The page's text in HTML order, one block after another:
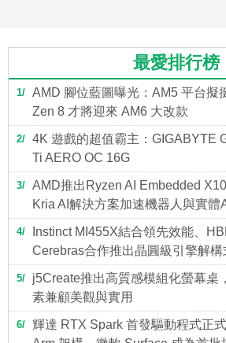
最愛排行榜
1
AMD 腳位藍圖曝光：AM5 平台擬
Zen 8 才將迎來 AM6 大改款
2
4K 遊戲的超值霸主：GIGABYTE
Ti AERO OC 16G
3
AMD推出Ryzen AI Embedded
Kria AI解決方案加速機器人與實體
4
Instinct MI455X結合領先效能、
Cerebras合作推出晶圓級引擎解構
5
j5Create推出高質感模組化螢幕桌
素兼顧美觀與實用
6
輝達 RTX Spark 首發驅動程式正